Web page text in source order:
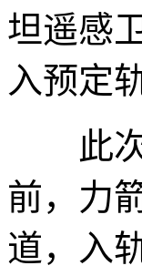
坦遥感
入预定
此次
前，力
道，入